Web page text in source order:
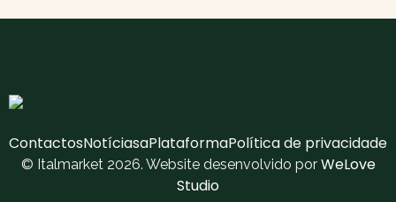
ContactosNotíciasaPlataformaPolítica de privacidade
© Italmarket 2026. Website desenvolvido por WeLove
Studio